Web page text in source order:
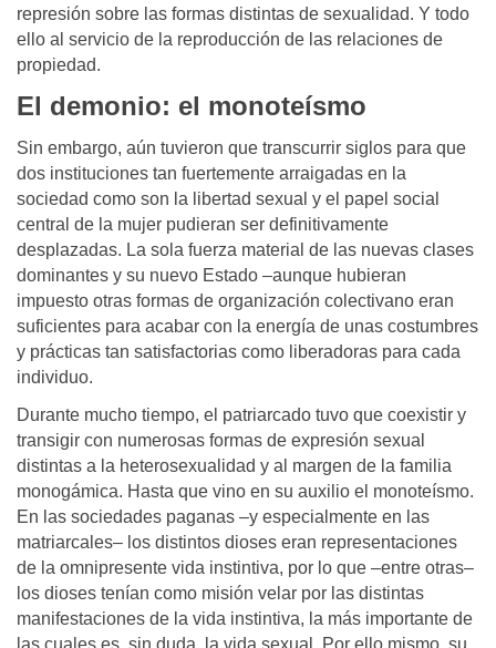
represión sobre las formas distintas de sexualidad. Y todo
ello al servicio de la reproducción de las relaciones de
propiedad.
El demonio: el monoteísmo
Sin embargo, aún tuvieron que transcurrir siglos para que
dos instituciones tan fuertemente arraigadas en la
sociedad como son la libertad sexual y el papel social
central de la mujer pudieran ser definitivamente
desplazadas. La sola fuerza material de las nuevas clases
dominantes y su nuevo Estado –aunque hubieran
impuesto otras formas de organización colectivano eran
suficientes para acabar con la energía de unas costumbres
y prácticas tan satisfactorias como liberadoras para cada
individuo.
Durante mucho tiempo, el patriarcado tuvo que coexistir y
transigir con numerosas formas de expresión sexual
distintas a la heterosexualidad y al margen de la familia
monogámica. Hasta que vino en su auxilio el monoteísmo.
En las sociedades paganas –y especialmente en las
matriarcales– los distintos dioses eran representaciones
de la omnipresente vida instintiva, por lo que –entre otras–
los dioses tenían como misión velar por las distintas
manifestaciones de la vida instintiva, la más importante de